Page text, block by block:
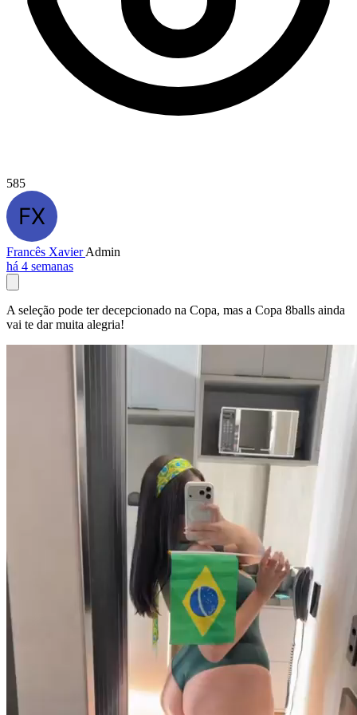
585
Francês XavierAdmin
há 4 semanas
A seleção pode ter decepcionado na Copa, mas a Copa 8balls ainda
vai te dar muita alegria!